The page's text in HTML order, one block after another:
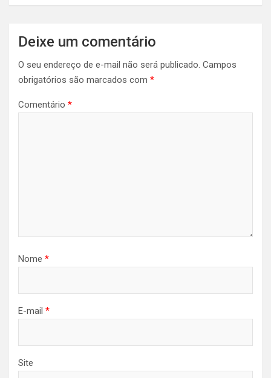
Deixe um comentário
O seu endereço de e-mail não será publicado. Campos
obrigatórios são marcados com *
Comentário *
Nome *
E-mail *
Site